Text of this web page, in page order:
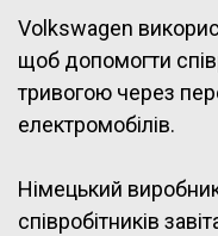
Volkswagen
щоб допомогти
тривогою через
електромобілів.
Німецький
співробітників